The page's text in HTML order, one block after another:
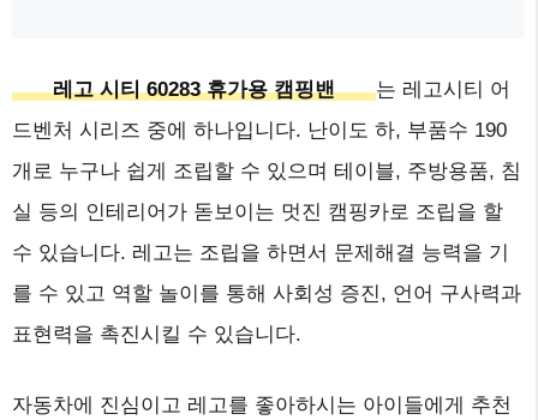
레고 시티 60283 휴가용 캠핑밴
는 레고시티 어
드벤처 시리즈 중에 하나입니다. 난이도 하, 부품수 190
개로 누구나 쉽게 조립할 수 있으며 테이블, 주방용품, 침
실 등의 인테리어가 돋보이는 멋진 캠핑카로 조립을 할
수 있습니다. 레고는 조립을 하면서 문제해결 능력을 기
를 수 있고 역할 놀이를 통해 사회성 증진, 언어 구사력과
표현력을 촉진시킬 수 있습니다.
자동차에 진심이고 레고를 좋아하시는 아이들에게 추천